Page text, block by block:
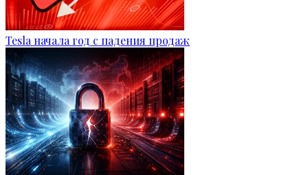
Tesla начала год с падения продаж